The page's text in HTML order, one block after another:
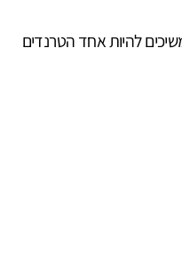
להיות אחד הטרנדים